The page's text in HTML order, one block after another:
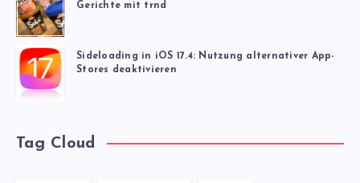
Gerichte mit trnd
Sideloading in iOS 17.4: Nutzung alternativer App-
Stores deaktivieren
Tag Cloud